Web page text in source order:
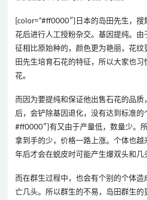
[color=”#ff0000″]日本的岛田先生，搜
花后进行人工授粉杂交。基因提纯。由
征相比原始种的，颜色更为艳丽，花纹
田先生培育石花的特征，所以大家也习
花。
而因为要提纯和保证他出售石花的品质
后，会铲除基因退化，没有达到标准的
#ff0000″]有又由于产量低，数量少。
拿到手的少，价格一路上涨。个体也越
年后才会在蜕皮时可能产生爆双头和几
而在群生过程中，也会有个别的个体造
亡几头。所以群生的不易，岛田群生的